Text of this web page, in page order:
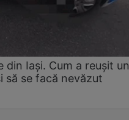
din Iași. Cum a reușit un
să se facă nevăzut